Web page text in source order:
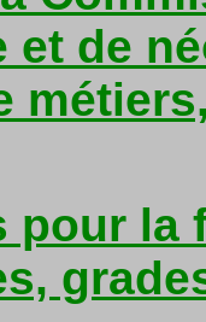
et de
pour la